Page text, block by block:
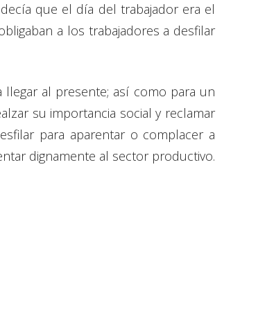
que el día del trabajador era el
a los trabajadores a desfilar
llegar al presente; así como para un
su importancia social y reclamar
para aparentar o complacer a
dignamente al sector productivo.